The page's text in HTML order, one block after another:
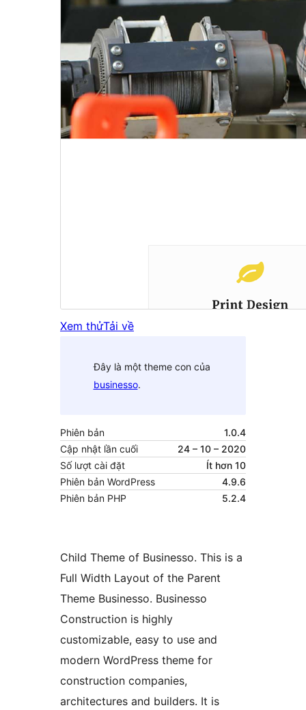
Xem thửTải về
Đây là một theme con của
businesso.
Phiên bản
1.0.4
Cập nhật lần cuối
24 – 10 – 2020
Số lượt cài đặt
Ít hơn 10
Phiên bản WordPress
4.9.6
Phiên bản PHP
5.2.4
Child Theme of Businesso. This is a
Full Width Layout of the Parent
Theme Businesso. Businesso
Construction is highly
customizable, easy to use and
modern WordPress theme for
construction companies,
architectures and builders. It is